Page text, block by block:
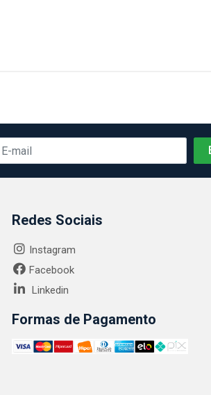
Redes Sociais
Instagram
Facebook
Linkedin
Formas de Pagamento